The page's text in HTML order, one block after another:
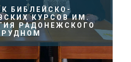
БИБЛЕЙСКО-
КУРСОВ ИМ.
РАДОНЕЖСКОГО